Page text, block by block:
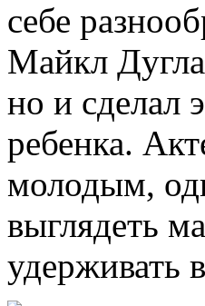
себе
Майкл
но и сделал
ребенка.
молодым,
выглядеть
удерживать